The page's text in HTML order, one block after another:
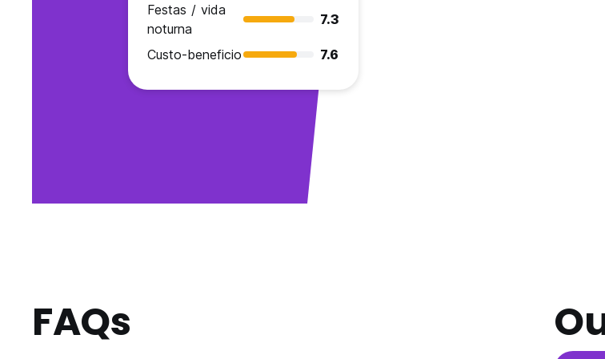
Festas / vida
noturna
7.3
Custo-beneficio 7.6
FAQs